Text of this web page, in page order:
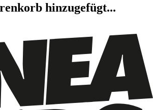
hinzugefügt...